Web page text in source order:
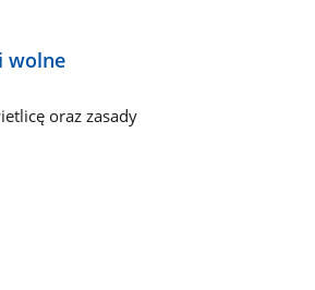
wolne
oraz zasady